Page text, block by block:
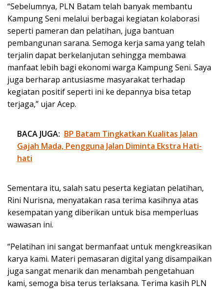
“Sebelumnya, PLN Batam telah banyak membantu
Kampung Seni melalui berbagai kegiatan kolaborasi
seperti pameran dan pelatihan, juga bantuan
pembangunan sarana. Semoga kerja sama yang telah
terjalin dapat berkelanjutan sehingga membawa
manfaat lebih bagi ekonomi warga Kampung Seni. Saya
juga berharap antusiasme masyarakat terhadap
kegiatan positif seperti ini ke depannya bisa tetap
terjaga,” ujar Acep.
BACA JUGA: BP Batam Tingkatkan Kualitas Jalan
Gajah Mada, Pengguna Jalan Diminta Ekstra Hati-
hati
Sementara itu, salah satu peserta kegiatan pelatihan,
Rini Nurisna, menyatakan rasa terima kasihnya atas
kesempatan yang diberikan untuk bisa memperluas
wawasan ini.
“Pelatihan ini sangat bermanfaat untuk mengkreasikan
karya kami. Materi pemasaran digital yang disampaikan
juga sangat menarik dan menambah pengetahuan
kami, semoga bisa terus terlaksana. Terima kasih PLN